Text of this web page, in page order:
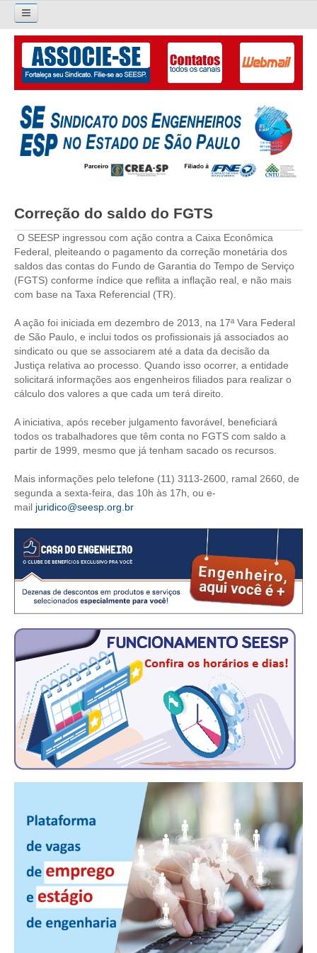
Pesquisar...
O SINDICATO
APRESENTAÇÃO
PALAVRA DO PRESIDENTE
SUBSEDES SINDICAIS
GALERIA EX-PRESIDENTES
CRESCE BRASIL
CONSELHO TECNOLÓGICO
HISTÓRICO E ATUAÇÃO
COMPOSIÇÃO
CONSELHOS ASSESSORES
PERSONALIDADES DA TECNOLOGIA
TRANSPARÊNCIA
JURÍDICO
CONSULTORIA
ACORDOS, CONVENÇÕES E DISSÍDIOS
CONTRIBUIÇÕES
CONTRIBUIÇÃO ASSISTENCIAL
CONTRIBUIÇÃO ASSOCIATIVA OU ANUIDADE DE SÓCIO
CONTRIBUIÇÃO SINDICAL URBANA
LEGISLAÇÃO
LEI 4.950-A/1966 – PISO SALARIAL
LEI 5.194/1966 – REGULAMENTAÇÃO DA PROFISSÃO
Correção do saldo do FGTS
O SEESP ingressou com ação contra a Caixa Econômica
Federal, pleiteando o pagamento da correção monetária dos
saldos das contas do Fundo de Garantia do Tempo de Serviço
(FGTS) conforme índice que reflita a inflação real, e não mais
com base na Taxa Referencial (TR).
A ação foi iniciada em dezembro de 2013, na 17ª Vara Federal
de São Paulo, e inclui todos os profissionais já associados ao
sindicato ou que se associarem até a data da decisão da
Justiça relativa ao processo. Quando isso ocorrer, a entidade
solicitará informações aos engenheiros filiados para realizar o
cálculo dos valores a que cada um terá direito.
A iniciativa, após receber julgamento favorável, beneficiará
todos os trabalhadores que têm conta no FGTS com saldo a
partir de 1999, mesmo que já tenham sacado os recursos.
Mais informações pelo telefone (11) 3113-2600, ramal 2660, de
segunda a sexta-feira, das 10h às 17h, ou e-
mail juridico@seesp.org.br